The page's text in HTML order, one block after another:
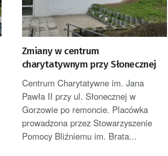
Zmiany w centrum
charytatywnym przy Słonecznej
Centrum Charytatywne im. Jana
Pawła II przy ul. Słonecznej w
Gorzowie po remoncie. Placówka
prowadzona przez Stowarzyszenie
Pomocy Bliźniemu im. Brata...